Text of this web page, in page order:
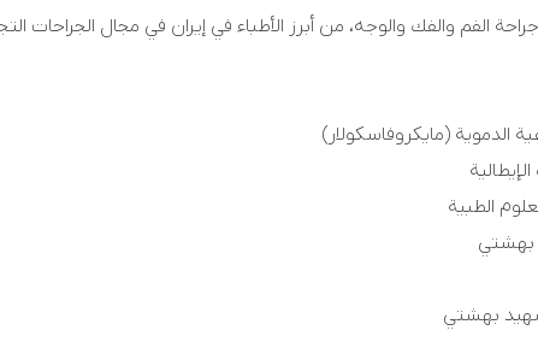
الفم والفك والوجه، من أبرز الأطباء في إيران في مجال الجراحات
الدموية (مايكروفاسكولار)
الطبية
بهشتي
بهشتي